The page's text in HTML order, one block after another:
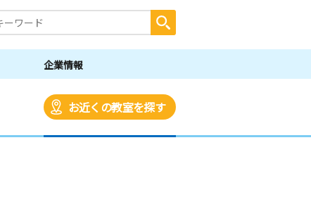
企業情報
お近くの教室を探す